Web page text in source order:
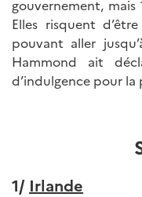
gouvernement, mais
Elles risquent
pouvant aller
Hammond ait
d’indulgence pour la
1/ Irlande